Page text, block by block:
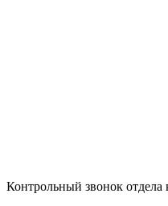
Контрольный звонок отдела